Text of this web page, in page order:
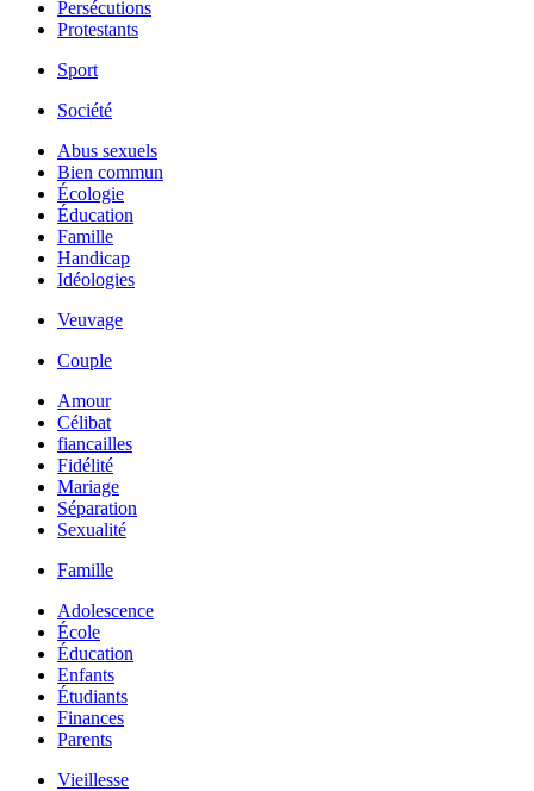
Persécutions
Protestants
Sport
Société
Abus sexuels
Bien commun
Écologie
Éducation
Famille
Handicap
Idéologies
Veuvage
Couple
Amour
Célibat
fiancailles
Fidélité
Mariage
Séparation
Sexualité
Famille
Adolescence
École
Éducation
Enfants
Étudiants
Finances
Parents
Vieillesse